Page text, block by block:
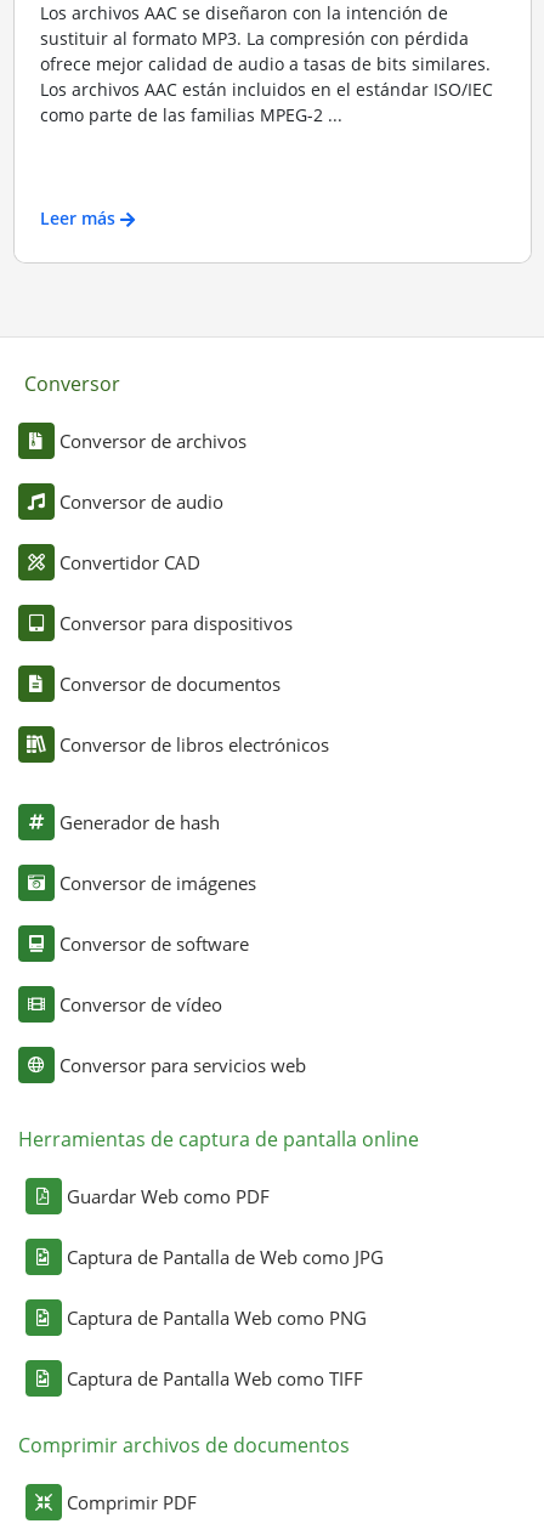
Los archivos AAC se diseñaron con la intención de
sustituir al formato MP3. La compresión con pérdida
ofrece mejor calidad de audio a tasas de bits similares.
Los archivos AAC están incluidos en el estándar ISO/IEC
como parte de las familias MPEG-2 ...
Leer más
Conversor
Conversor de archivos
Conversor de audio
Convertidor CAD
Conversor para dispositivos
Conversor de documentos
Conversor de libros electrónicos
Generador de hash
Conversor de imágenes
Conversor de software
Conversor de vídeo
Conversor para servicios web
Herramientas de captura de pantalla online
Guardar Web como PDF
Captura de Pantalla de Web como JPG
Captura de Pantalla Web como PNG
Captura de Pantalla Web como TIFF
Comprimir archivos de documentos
Comprimir PDF